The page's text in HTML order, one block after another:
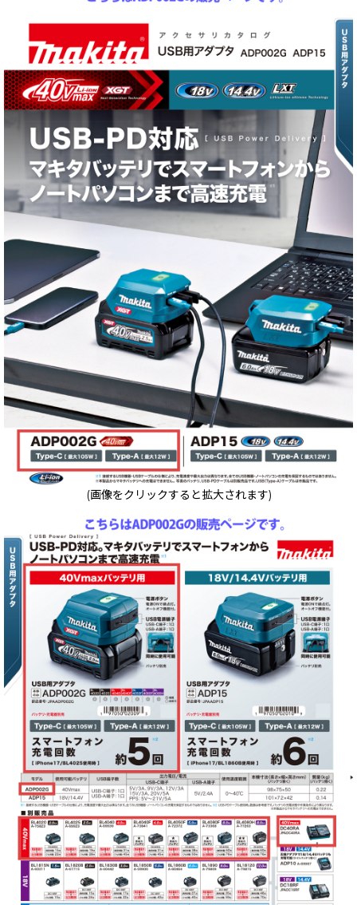
(画像をクリックすると拡大されます)